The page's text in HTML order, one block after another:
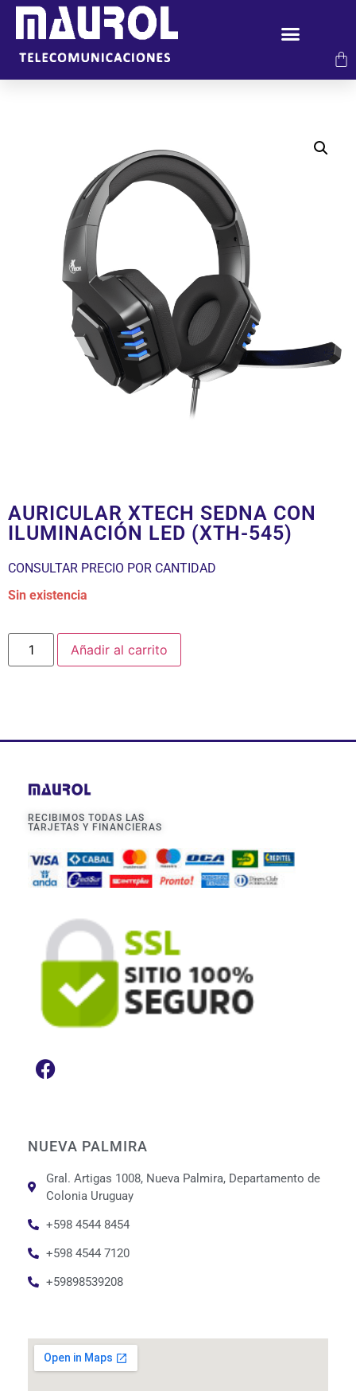
AURICULAR XTECH SEDNA CON
ILUMINACIÓN LED (XTH-545)
CONSULTAR PRECIO POR CANTIDAD
Sin existencia
Añadir al carrito
RECIBIMOS TODAS LAS
TARJETAS Y FINANCIERAS
NUEVA PALMIRA
Gral. Artigas 1008, Nueva Palmira, Departamento de
Colonia Uruguay
+598 4544 8454
+598 4544 7120
+59898539208